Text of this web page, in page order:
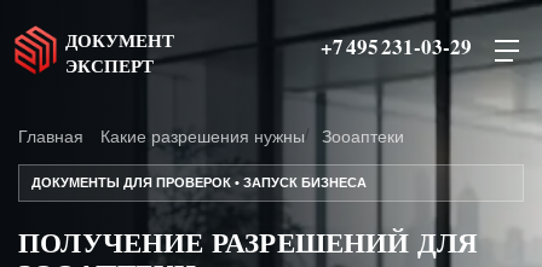
ДОКУМЕНТ
ЭКСПЕРТ
+7 495 231-03-29
Главная Какие разрешения нужны Зооаптеки
ДОКУМЕНТЫ ДЛЯ ПРОВЕРОК • ЗАПУСК БИЗНЕСА
ПОЛУЧЕНИЕ РАЗРЕШЕНИЙ ДЛЯ